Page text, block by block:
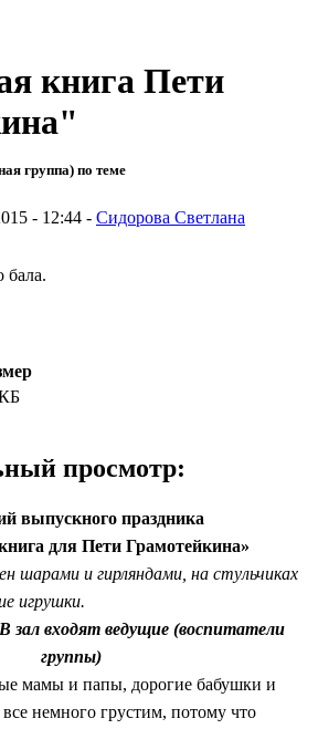
книга Пети
группа) по теме
- 12:44 - Сидорова Светлана
бала.
просмотр:
выпускного праздника
для Пети Грамотейкина»
шарами и гирляндами, на стульчиках
игрушки.
зал входят ведущие (воспитатели
группы)
мамы и папы, дорогие бабушки и
немного грустим, потому что